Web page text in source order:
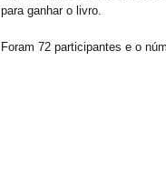
para ganhar o livro.
Foram 72 participantes e o